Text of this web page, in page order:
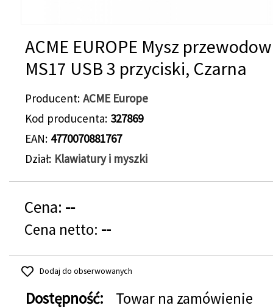
ACME EUROPE Mysz
MS17 USB 3 przyciski, Czarna
Producent ACME Europe
Kod producenta 327869
EAN 4770070881767
Dział Klawiatury i myszki
Cena: --
Cena netto: --
Dodaj do obserwowanych
Dostępność:
Towar na zamówienie